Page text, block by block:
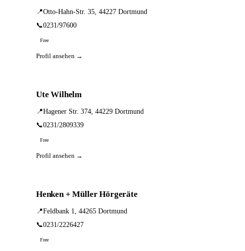
📍Otto-Hahn-Str. 35, 44227 Dortmund
📞0231/97600
Free
Profil ansehen →
Ute Wilhelm
📍Hagener Str. 374, 44229 Dortmund
📞0231/2809339
Free
Profil ansehen →
Henken + Müller Hörgeräte
📍Feldbank 1, 44265 Dortmund
📞0231/2226427
Free